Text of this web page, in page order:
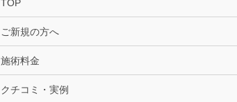
TOP
ご新規の方へ
施術料金
クチコミ・実例